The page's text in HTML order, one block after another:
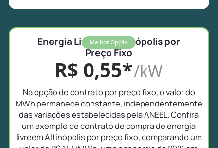
Melhor Opção
Energia Livre em Altinópolis por
Preço Fixo
R$ 0,55*/kW
Na opção de contrato por preço fixo, o valor do
MWh permanece constante, independentemente
das variações estabelecidas pela ANEEL. Confira
um exemplo de contrato de compra de energia
livreem Altinópolis por preço fixo, comparando um